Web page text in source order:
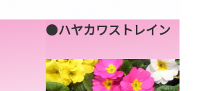
●ハヤカワストレイン